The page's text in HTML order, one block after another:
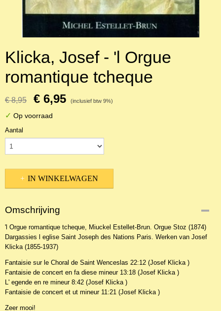
Klicka, Josef - 'l Orgue
romantique tcheque
€ 8,95 € 6,95 (inclusief btw 9%)
✓ Op voorraad
Aantal
IN WINKELWAGEN
Omschrijving
'l Orgue romantique tcheque, Miuckel Estellet-Brun. Orgue Stoz (1874)
Dargassies l eglise Saint Joseph des Nations Paris. Werken van Josef
Klicka (1855-1937)
Fantaisie sur le Choral de Saint Wenceslas 22:12 (Josef Klicka )
Fantaisie de concert en fa diese mineur 13:18 (Josef Klicka )
L' egende en re mineur 8:42 (Josef Klicka )
Fantaisie de concert et ut mineur 11:21 (Josef Klicka )
Zeer mooi!